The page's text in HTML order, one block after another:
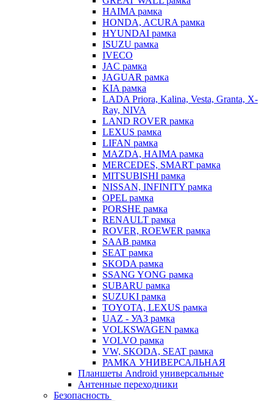
HAIMA рамка
HONDA, ACURA рамка
HYUNDAI рамка
ISUZU рамка
IVECO
JAC рамка
JAGUAR рамка
KIA рамка
LADA Priora, Kalina, Vesta, Granta, X-
Ray, NIVA
LAND ROVER рамка
LEXUS рамка
LIFAN рамка
MAZDA, HAIMA рамка
MERCEDES, SMART рамка
MITSUBISHI рамка
NISSAN, INFINITY рамка
OPEL рамка
PORSHE рамка
RENAULT рамка
ROVER, ROEWER рамка
SAAB рамка
SEAT рамка
SKODA рамка
SSANG YONG рамка
SUBARU рамка
SUZUKI рамка
TOYOTA, LEXUS рамка
UAZ - УАЗ рамка
VOLKSWAGEN рамка
VOLVO рамка
VW, SKODA, SEAT рамка
РАМКА УНИВЕРСАЛЬНАЯ
Планшеты Android универсальные
Антенные переходники
Безопасность